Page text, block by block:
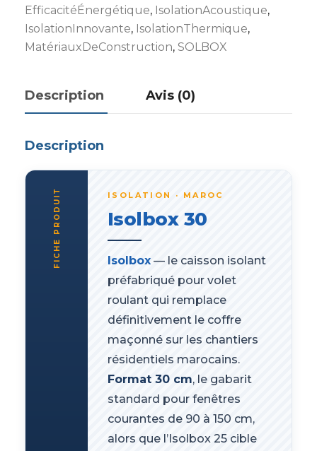
EfficacitéÉnergétique, IsolationAcoustique,
IsolationInnovante, IsolationThermique,
MatériauxDeConstruction, SOLBOX
Description Avis (0)
Description
FICHE PRODUIT ISOLATION · MAROC
Isolbox 30
Isolbox — le caisson isolant
préfabriqué pour volet
roulant qui remplace
définitivement le coffre
maçonné sur les chantiers
résidentiels marocains.
Format 30 cm, le gabarit
standard pour fenêtres
courantes de 90 à 150 cm,
alors que l’Isolbox 25 cible